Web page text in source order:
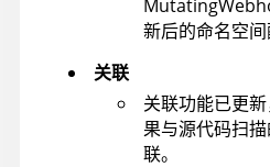
新后的命名空间
关联
关联功能已更
果与源代码扫
联。